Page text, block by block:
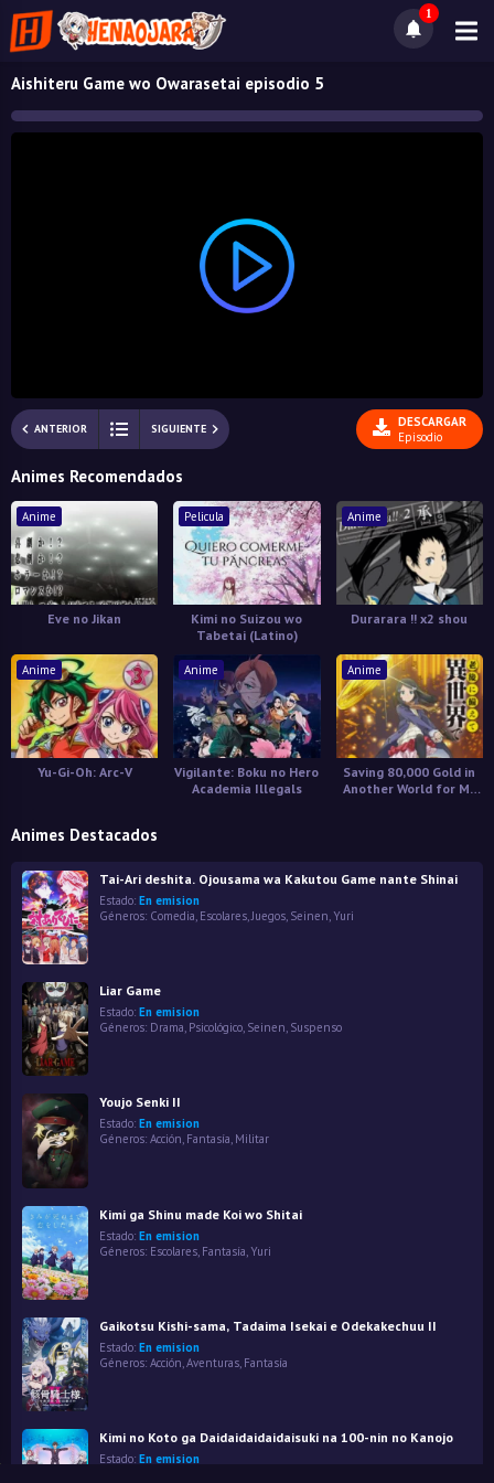
1
Aishiteru Game wo Owarasetai episodio 5
ANTERIOR SIGUIENTE
DESCARGAR
Episodio
Animes Recomendados
Anime
Eve no Jikan
Pelicula
Kimi no Suizou wo
Tabetai (Latino)
Anime
Durarara !! x2 shou
Anime
Yu-Gi-Oh: Arc-V
Anime
Vigilante: Boku no Hero
Academia Illegals
Anime
Saving 80,000 Gold in
Another World for My
Animes Destacados
Tai-Ari deshita. Ojousama wa Kakutou Game nante Shinai
Estado: En emision
Géneros: Comedia Escolares Juegos Seinen Yuri
Liar Game
Estado: En emision
Géneros: Drama, Psicológico, Seinen, Suspenso
Youjo Senki II
Estado: En emision
Géneros: Acción, Fantasía, Militar
Kimi ga Shinu made Koi wo Shitai
Estado: En emision
Géneros: Escolares Fantasía Yuri
Gaikotsu Kishi-sama, Tadaima Isekai e Odekakechuu II
Estado: En emision
Géneros: Acción,Aventuras, Fantasía
Kimi no Koto ga Daidaidaidaidaisuki na 100-nin no Kanojo
Estado: En emision